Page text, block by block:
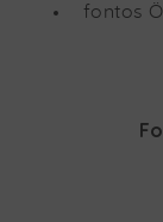
fontos